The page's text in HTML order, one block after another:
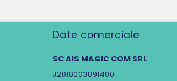
Date comerciale
SC AIS MAGIC COM SRL
J2018003891400